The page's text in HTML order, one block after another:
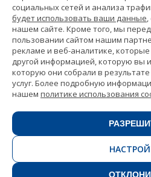
Prices & brochures
(+34) 91 594 37 76
Gustavo Fernández Balbuena, 11
28002 Madrid, Spain
Sitemap
General conditions
Privacy policy
Cookie policy
(CIF B-79946729) All rights reserved.
Legal notice
социальных сетей и анализа
будет использовать ваши данные
нашем сайте. Кроме того, мы
пользовании сайтом нашим
рекламе и веб-аналитике,
другой информацией, которую вы
которую они собрали в
услуг. Более подробную
нашем политике использования